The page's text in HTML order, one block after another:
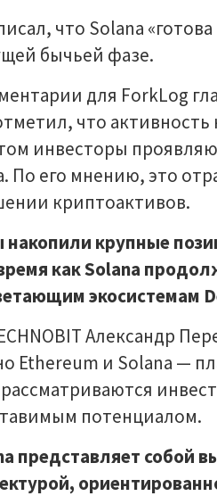
что Solana
бычьей фазе.
для ForkLog
что
инвесторы
По его мнению, это
криптоактивов.
накопили крупные
как Solana
экосистемам
Александр
Ethereum и Solana —
потенциалом.
представляет собой